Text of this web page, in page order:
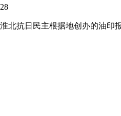
北抗日民主根据地创办的油印